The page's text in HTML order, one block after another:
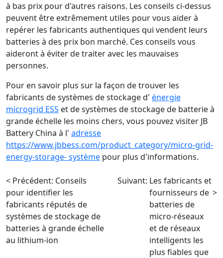
à bas prix pour d'autres raisons. Les conseils ci-dessus
peuvent être extrêmement utiles pour vous aider à
repérer les fabricants authentiques qui vendent leurs
batteries à des prix bon marché. Ces conseils vous
aideront à éviter de traiter avec les mauvaises
personnes.
Pour en savoir plus sur la façon de trouver les
fabricants de systèmes de stockage d' énergie
microgrid ESS et de systèmes de stockage de batterie à
grande échelle les moins chers, vous pouvez visiter JB
Battery China à l' adresse
https://www.jbbess.com/product_category/micro-grid-
energy-storage- système pour plus d'informations.
< Précédent: Conseils
pour identifier les
fabricants réputés de
systèmes de stockage de
batteries à grande échelle
au lithium-ion
Suivant: Les fabricants et
fournisseurs de
batteries de
micro-réseaux
et de réseaux
intelligents les
plus fiables que
>